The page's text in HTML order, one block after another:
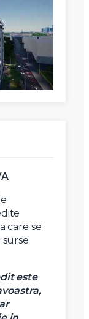
care se
este